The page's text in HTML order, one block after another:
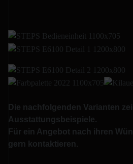
Die nachfolgenden Varianten
Ausstattungsbeispiele.
Für ein Angebot nach ihren
gern kontaktieren.